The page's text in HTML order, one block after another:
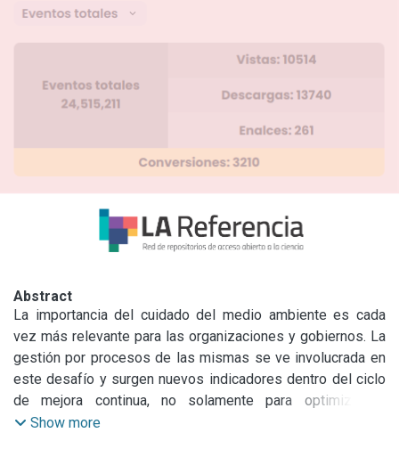
Abstract
La importancia del cuidado del medio ambiente es cada
vez más relevante para las organizaciones y gobiernos. La
gestión por procesos de las mismas se ve involucrada en
este desafío y surgen nuevos indicadores dentro del ciclo
de mejora continua, no solamente para optimizar la
productividad sino también para considerar la
Show more